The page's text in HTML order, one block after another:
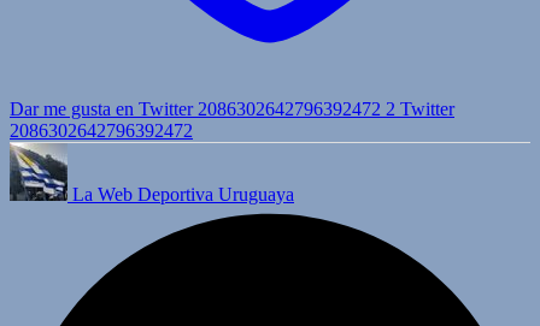
Dar me gusta en Twitter 2086302642796392472 2 Twitter
2086302642796392472
La Web Deportiva Uruguaya